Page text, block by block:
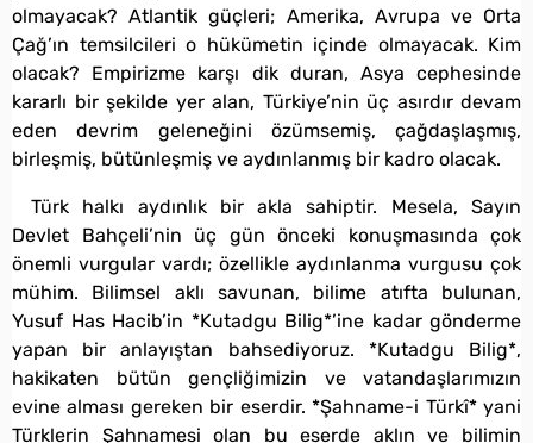
olmayacak? Atlantik güçleri; Amerika, Avrupa ve Orta
Çağ’ın temsilcileri o hükümetin içinde olmayacak. Kim
olacak? Empirizme karşı dik duran, Asya cephesinde
kararlı bir şekilde yer alan, Türkiye’nin üç asırdır devam
eden devrim geleneğini özümsemiş, çağdaşlaşmış,
birleşmiş, bütünleşmiş ve aydınlanmış bir kadro olacak.
Türk halkı aydınlık bir akla sahiptir. Mesela, Sayın
Devlet Bahçeli’nin üç gün önceki konuşmasında çok
önemli vurgular vardı; özellikle aydınlanma vurgusu çok
mühim. Bilimsel aklı savunan, bilime atıfta bulunan,
Yusuf Has Hacib’in *Kutadgu Bilig*’ine kadar gönderme
yapan bir anlayıştan bahsediyoruz. *Kutadgu Bilig*,
hakikaten bütün gençliğimizin ve vatandaşlarımızın
evine alması gereken bir eserdir. *Şahname-i Türkî* yani
Türklerin Şahnamesi olan bu eserde aklın ve bilimin